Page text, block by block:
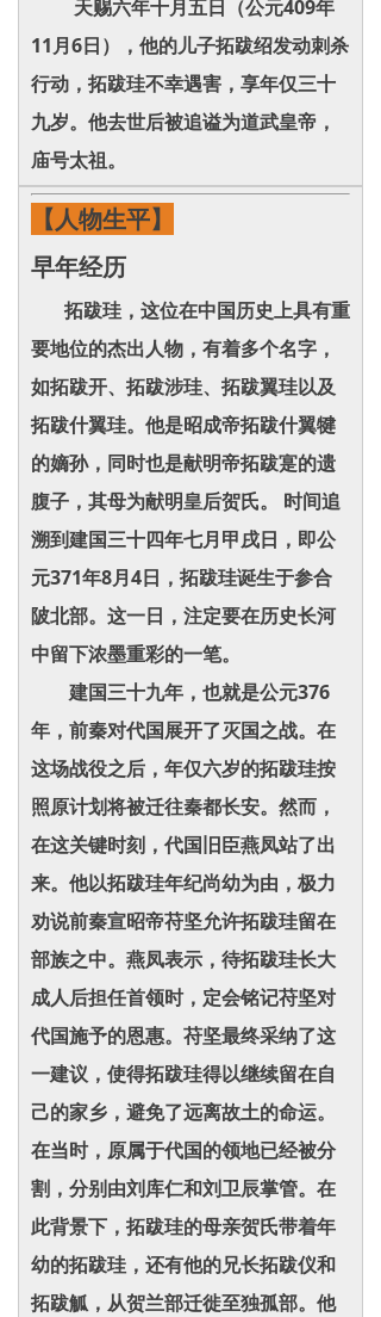
天赐六年十月五日（公元409年
11月6日），他的儿子拓跋绍发动刺杀
行动，拓跋珪不幸遇害，享年仅三十
九岁。他去世后被追谥为道武皇帝，
庙号太祖。
【人物生平】
早年经历
拓跋珪，这位在中国历史上具有重
要地位的杰出人物，有着多个名字，
如拓跋开、拓跋涉珪、拓跋翼珪以及
拓跋什翼珪。他是昭成帝拓跋什翼犍
的嫡孙，同时也是献明帝拓跋寔的遗
腹子，其母为献明皇后贺氏。 时间追
溯到建国三十四年七月甲戌日，即公
元371年8月4日，拓跋珪诞生于参合
陂北部。这一日，注定要在历史长河
中留下浓墨重彩的一笔。
建国三十九年，也就是公元376
年，前秦对代国展开了灭国之战。在
这场战役之后，年仅六岁的拓跋珪按
照原计划将被迁往秦都长安。然而，
在这关键时刻，代国旧臣燕凤站了出
来。他以拓跋珪年纪尚幼为由，极力
劝说前秦宣昭帝苻坚允许拓跋珪留在
部族之中。燕凤表示，待拓跋珪长大
成人后担任首领时，定会铭记苻坚对
代国施予的恩惠。苻坚最终采纳了这
一建议，使得拓跋珪得以继续留在自
己的家乡，避免了远离故土的命运。
在当时，原属于代国的领地已经被分
割，分别由刘库仁和刘卫辰掌管。在
此背景下，拓跋珪的母亲贺氏带着年
幼的拓跋珪，还有他的兄长拓跋仪和
拓跋觚，从贺兰部迁徙至独孤部。他